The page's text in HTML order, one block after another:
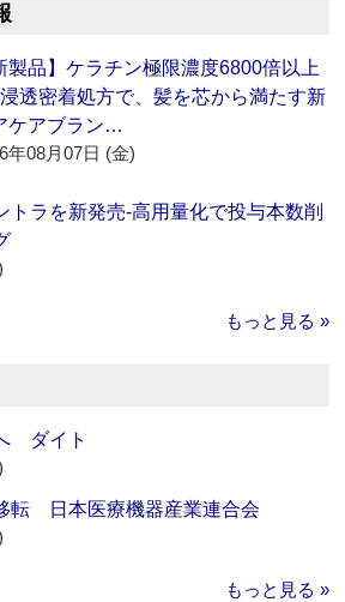
製品】ケラチン極限濃度6800倍以上
透密着処方で、髪を芯から満たす新
ケアブラン…
年08月07日 (金)
トラを新発売‐高用量化で投与本数削
もっと見る »
ダイト
転 日本医療機器産業連合会
もっと見る »